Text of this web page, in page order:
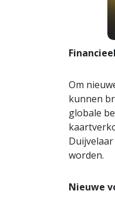
Om
kunnen
globale
worden.
Nieuwe